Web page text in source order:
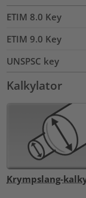
ETIM 8.0 Key
ETIM 9.0 Key
UNSPSC key
Kalkylator
Krympslang-